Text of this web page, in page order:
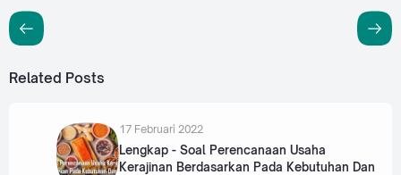
Related Posts
17 Februari 2022
Lengkap - Soal Perencanaan Usaha
Kerajinan Berdasarkan Pada Kebutuhan Dan